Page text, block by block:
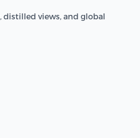
distilled views, and global